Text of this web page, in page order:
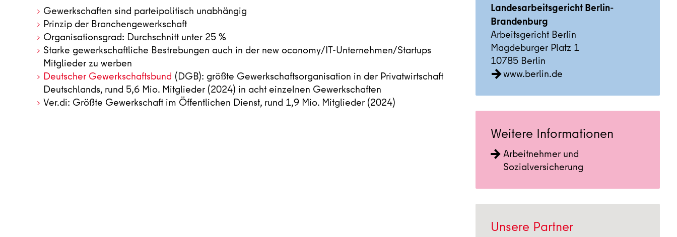
Gewerkschaften sind parteipolitisch unabhängig
Prinzip der Branchengewerkschaft
Organisationsgrad: Durchschnitt unter 25 %
Starke gewerkschaftliche Bestrebungen auch in der new oconomy/IT-Unternehmen/Startups
Mitglieder zu werben
Deutscher Gewerkschaftsbund (DGB): größte Gewerkschaftsorganisation in der Privatwirtschaft
Deutschlands, rund 5,6 Mio. Mitglieder (2024) in acht einzelnen Gewerkschaften
Ver.di: Größte Gewerkschaft im Öffentlichen Dienst, rund 1,9 Mio. Mitglieder (2024)
Landesarbeitsgericht Berlin-
Brandenburg
Arbeitsgericht Berlin
Magdeburger Platz 1
10785 Berlin
www.berlin.de
Weitere Informationen
Arbeitnehmer und
Sozialversicherung
Unsere Partner